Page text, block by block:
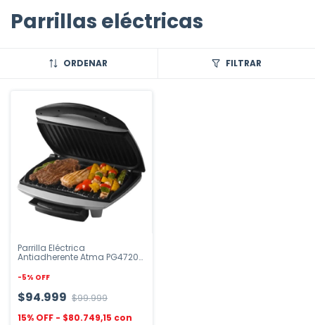
Parrillas eléctricas
ORDENAR FILTRAR
Parrilla Eléctrica
Antiadherente Atma PG4720P
-5% OFF
$94.999 $99.999
$80.749,15